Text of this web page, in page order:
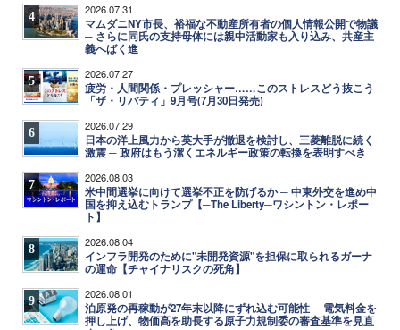
4 2026.07.31
マムダニNY市長、裕福な不動産所有者の個人情報公開で物議
─ さらに同氏の支持母体には親中活動家も入り込み、共産主
義へばく進
5 2026.07.27
疲労・人間関係・プレッシャー……このストレスどう抜こう
「ザ・リバティ」9月号(7月30日発売)
6 2026.07.29
日本の洋上風力から英大手が撤退を検討し、三菱離脱に続く
激震 ─ 政府はもう潔くエネルギー政策の転換を表明すべき
7 2026.08.03
米中間選挙に向けて選挙不正を防げるか ─ 中東外交を進め中
国を抑え込むトランプ【─The Liberty─ワシントン・レポー
ト】
8 2026.08.04
インフラ開発のために"未開発資源"を担保に取られるガーナ
の運命【チャイナリスクの死角】
9 2026.08.01
泊原発の再稼動が27年末以降にずれ込む可能性 ─ 電気料金を
押し上げ、物価高を助長する原子力規制委の審査基準を見直